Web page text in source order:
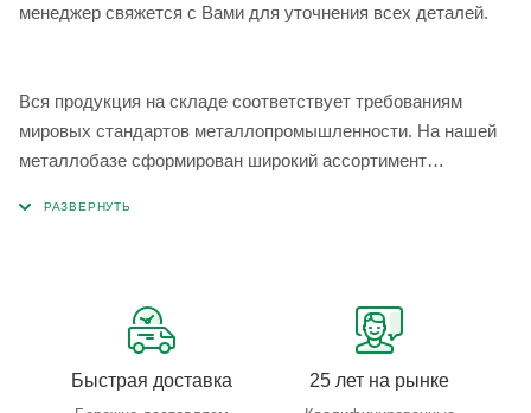
менеджер свяжется с Вами для уточнения всех деталей.
Вся продукция на складе соответствует требованиям
мировых стандартов металлопромышленности. На нашей
металлобазе сформирован широкий ассортимент
Быстрая доставка 25 лет на рынке